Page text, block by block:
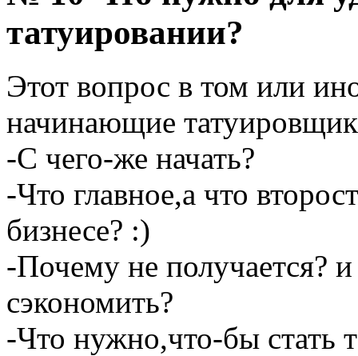
татуировании?
Этот вопрос в том или
начинающие
-С чего-же начать?
-Что главное,а что
бизнесе? :)
-Почему не получается?
сэкономить?
-Что нужно,что-бы стать